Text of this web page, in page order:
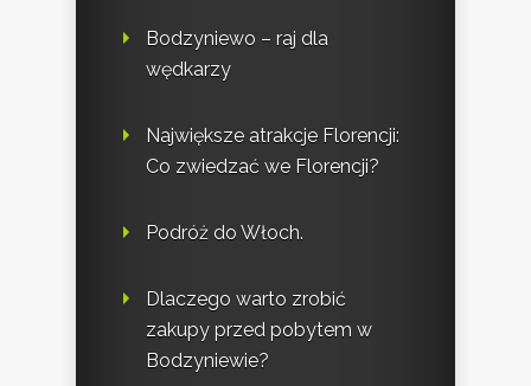
Bodzyniewo – raj dla
wędkarzy
Największe atrakcje Florencji:
Co zwiedzać we Florencji?
Podróż do Włoch.
Dlaczego warto zrobić
zakupy przed pobytem w
Bodzyniewie?